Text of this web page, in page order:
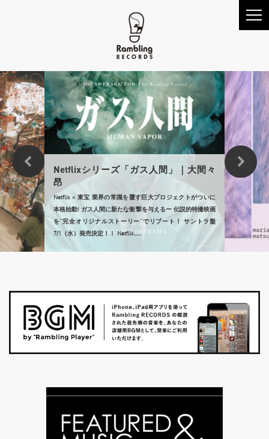
ガーソング
新アルバム
Netflixシリーズ「ガス人間」｜大間々
昂
Netflix × 東宝 業界の常識を覆す巨大プロジェクトがついに
本格始動! ガス人間に新たな衝撃を与えるー 伝説的特撮映画
を“完全オリジナルストーリー”でリブート！ サントラ盤
7/1（水）発売決定！！ Netflix…..
日本を代表
をまとって
が歌い上げ
その第一人